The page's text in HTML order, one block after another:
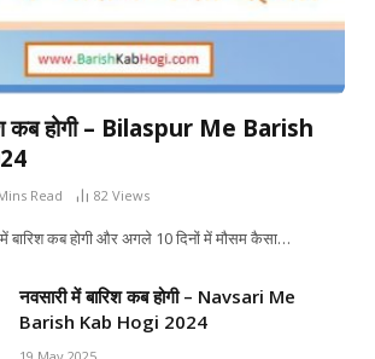
कब होगी – Bilaspur Me Barish
Read 82 Views
बारिश कब होगी और अगले 10 दिनों में मौसम कैसा…
नवसारी में बारिश कब होगी – Navsari Me
Barish Kab Hogi 2024